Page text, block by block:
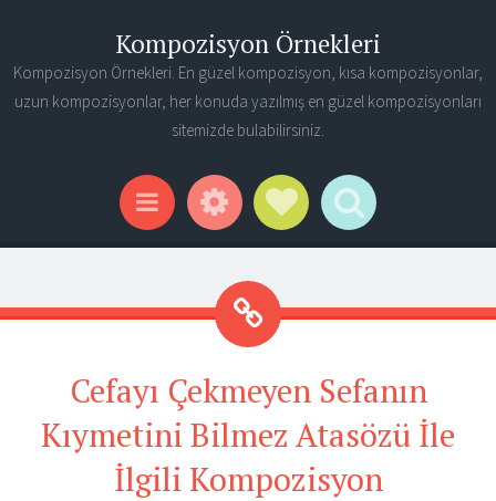
Kompozisyon Örnekleri
Kompozisyon Örnekleri. En güzel kompozisyon, kısa kompozisyonlar,
uzun kompozisyonlar, her konuda yazılmış en güzel kompozisyonları
sitemizde bulabilirsiniz.
Menu WidgetsSocial Links
Search
Cefayı Çekmeyen Sefanın
Kıymetini Bilmez Atasözü İle
İlgili Kompozisyon